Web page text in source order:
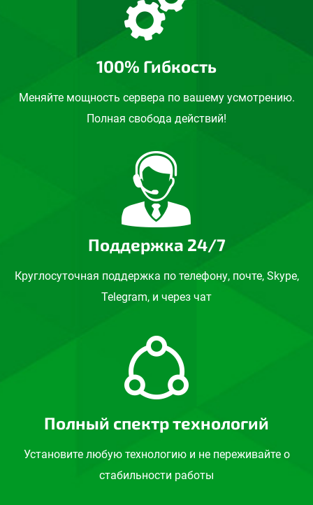
100% Гибкость
Меняйте мощность сервера по вашему усмотрению.
Полная свобода действий!
Поддержка 24/7
Круглосуточная поддержка по телефону, почте, Skype,
Telegram, и через чат
Полный спектр технологий
Установите любую технологию и не переживайте о
стабильности работы